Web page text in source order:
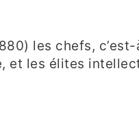
les chefs,
et les élites